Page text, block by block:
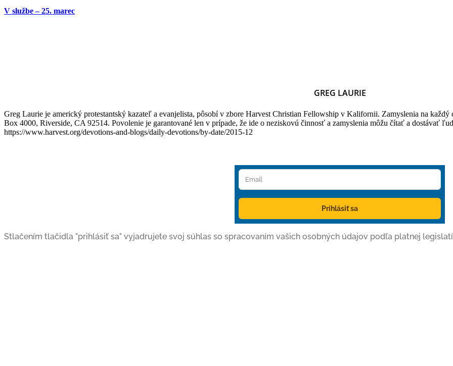
V službe – 25. marec
GREG LAURIE
Greg Laurie je americký protestantský kazateľ a evanjelista, pôsobí v zbore Harvest Christian Fellowship v Kalifornii. Zamyslenia na
Box 4000, Riverside, CA 92514. Povolenie je garantované len v prípade, že ide o neziskovú činnosť a zamyslenia môžu čítať a dostávať
https://www.harvest.org/devotions-and-blogs/daily-devotions/by-date/2015-12
Prihlásiť sa
Stlačením tlačidla "prihlásiť sa" vyjadrujete svoj súhlas so spracovaním vašich osobných údajov podľa platnej